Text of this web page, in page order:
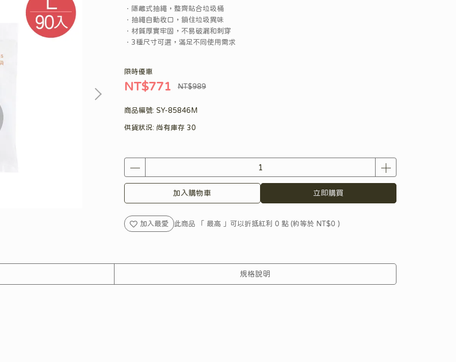
．隱藏式抽繩，整齊貼合垃圾桶
．抽繩自動收口，鎖住垃圾異味
．材質厚實牢固，不易破漏和刺穿
．3種尺寸可選，滿足不同使用需求
限時優惠
NT$771 NT$989
商品編號: SY-85846M
供貨狀況: 尚有庫存 30
加入購物車 立即購買
加入最愛 此商品 「 最高 」可以折抵紅利 0 點 (約等於 NT$0 )
規格說明